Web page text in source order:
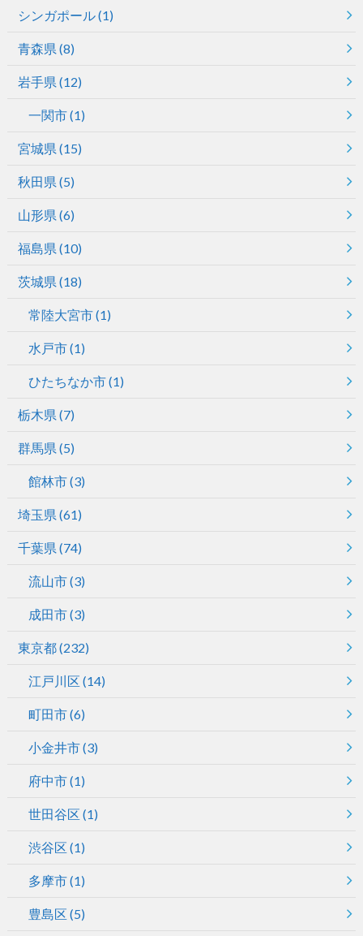
シンガポール(1)
青森県 (8)
岩手県 (12)
一関市(1)
宮城県 (15)
秋田県 (5)
山形県 (6)
福島県 (10)
茨城県 (18)
常陸大宮市(1)
水戸市(1)
ひたちなか市(1)
栃木県 (7)
群馬県 (5)
館林市(3)
埼玉県 (61)
千葉県 (74)
流山市(3)
成田市(3)
東京都(232)
江戸川区 (14)
町田市(6)
小金井市(3)
府中市(1)
世田谷区 (1)
渋谷区 (1)
多摩市(1)
豊島区 (5)